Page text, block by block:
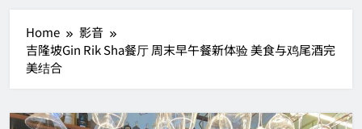
Home
影音
吉隆坡Gin Rik Sha餐厅 周末早午餐新体验 美食与鸡尾酒完
美结合